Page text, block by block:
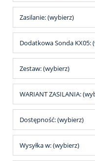
Zasilanie: (wybierz)
Dodatkowa Sonda KX05:
Zestaw: (wybierz)
WARIANT ZASILANIA:
Dostępność: (wybierz)
Wysyłka w: (wybierz)